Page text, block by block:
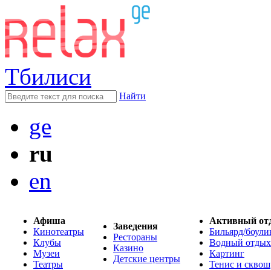
Тбилиси
Найти
ge
ru
en
Афиша
Кинотеатры
Клубы
Музеи
Театры
Заведения
Рестораны
Казино
Детские центры
Активный
Бильярд/
Водный отдых
Картинг
Тенис и сквош